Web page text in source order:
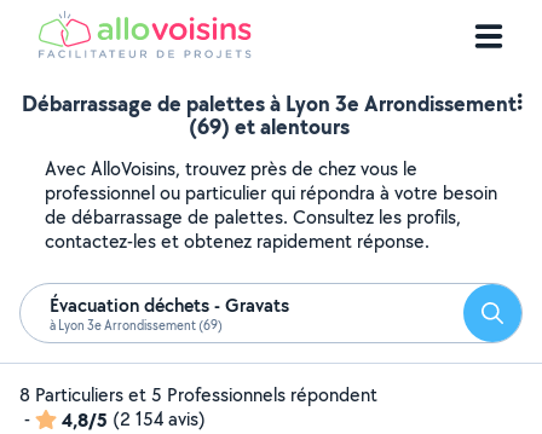
Débarrassage de palettes à Lyon 3e Arrondissement
(69) et alentours
Avec AlloVoisins, trouvez près de chez vous le
professionnel ou particulier qui répondra à votre besoin
de débarrassage de palettes. Consultez les profils,
contactez-les et obtenez rapidement réponse.
Évacuation déchets - Gravats
à Lyon 3e Arrondissement (69)
8 Particuliers et 5 Professionnels répondent
-
4,8/5 (2 154 avis)